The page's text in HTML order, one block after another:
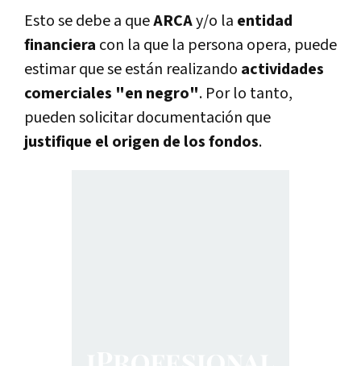
Esto se debe a queARCAy/o la entidad
financiera con la que la persona opera, puede
estimar que se están realizando actividades
comerciales "en negro". Por lo tanto,
pueden solicitar documentación que
justifique el origen de los fondos.